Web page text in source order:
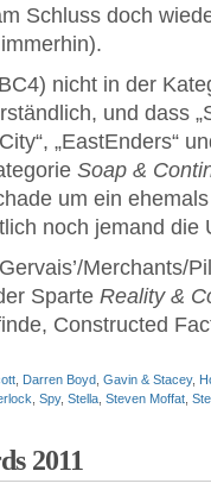
Schluss doch
nicht in der
und dass
„EastEnders“
Soap &
um ein
noch jemand die
Merchants/
Sparte Reality &
Constructed
Darren Boyd Gavin & Stacey,
Spy, Stella Steven Moffat
2011